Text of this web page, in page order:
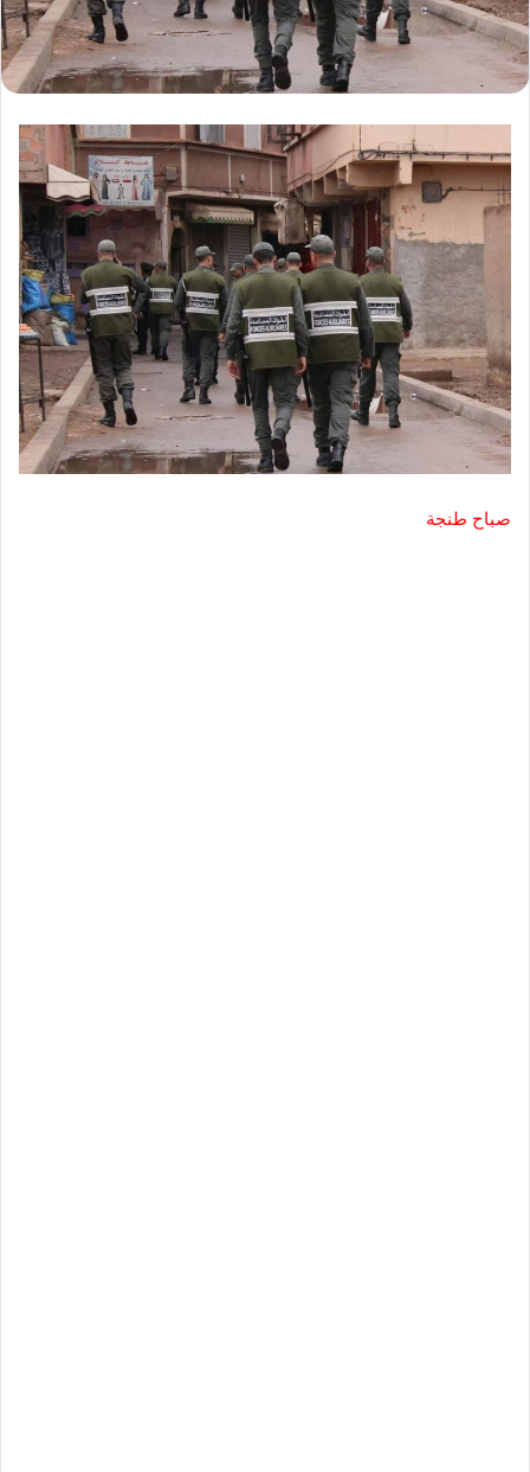
صباح طنجة